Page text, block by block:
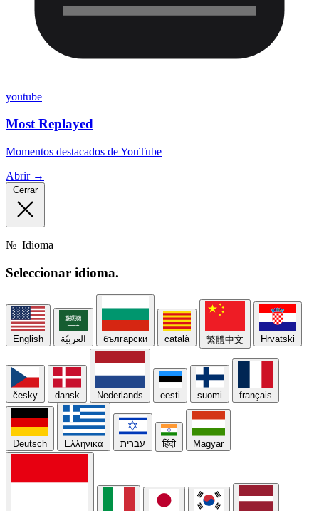
youtube
Most Replayed
Momentos destacados de YouTube
Abrir →
Cerrar
№ Idioma
Seleccionar idioma.
English العربيّة български català 繁體中文 Hrvatski
česky dansk Nederlands eesti suomi français
Deutsch Ελληνικά עברית हिंदी Magyar